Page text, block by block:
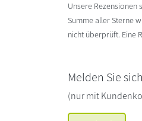
Unsere Rezensionen
Summe aller Sterne
nicht überprüft. Eine
Melden Sie
(nur mit